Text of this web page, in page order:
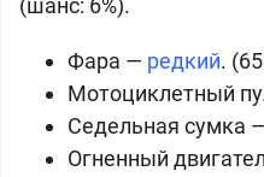
(шанс: 6%).
Фара — редкий. (
Мотоциклетный
Седельная сумка
Огненный